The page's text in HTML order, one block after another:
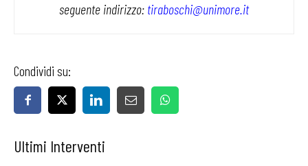
seguente indirizzo: tiraboschi@unimore.it
Condividi su:
Ultimi Interventi